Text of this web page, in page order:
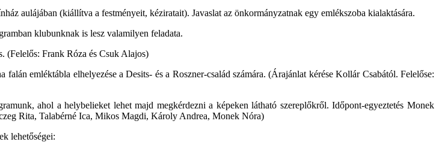
aulájában (kiállítva a festményeit, kéziratait). Javaslat az önkormányzatnak egy emlékszoba kialaktására.
klubunknak is lesz valamilyen feladata.
(Felelős: Frank Róza és Csuk Alajos)
emléktábla elhelyezése a Desits- és a Roszner-család számára. (Árajánlat kérése Kollár Csabától. Felelőse:
ahol a helybelieket lehet majd megkérdezni a képeken látható szereplőkről. Időpont-egyeztetés Monek
Rita, Talabérné Ica, Mikos Magdi, Károly Andrea, Monek Nóra)
lehetőségei: